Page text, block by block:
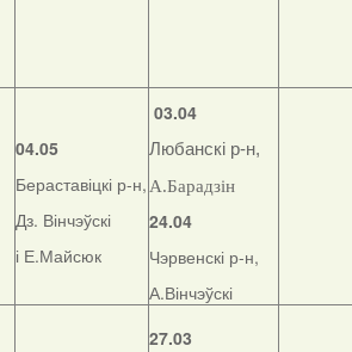
04.05
Бераставіцкі р-н,
Дз. Вінчэўскі
і Е.Майсюк
03.04
Любанскі р-н,
А.Барадзін
24.04
Чэрвенскі р-н,
А.Вінчэўскі
27.03